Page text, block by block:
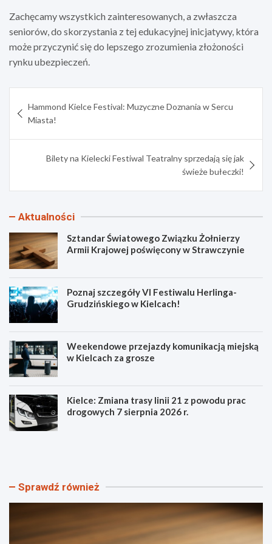
Zachęcamy wszystkich zainteresowanych, a zwłaszcza
seniorów, do skorzystania z tej edukacyjnej inicjatywy, która
może przyczynić się do lepszego zrozumienia złożoności
rynku ubezpieczeń.
wpisu
Hammond Kielce Festival: Muzyczne Doznania w Sercu
Miasta!
Bilety na Kielecki Festiwal Teatralny sprzedają się jak
świeże bułeczki!
Aktualności
Sztandar Światowego Związku Żołnierzy
Armii Krajowej poświęcony w Strawczynie
Poznaj szczegóły VI Festiwalu Herlinga-
Grudzińskiego w Kielcach!
Weekendowe przejazdy komunikacją miejską
w Kielcach za grosze
Kielce: Zmiana trasy linii 21 z powodu prac
drogowych 7 sierpnia 2026 r.
S
d
P
j
Sprawdź również